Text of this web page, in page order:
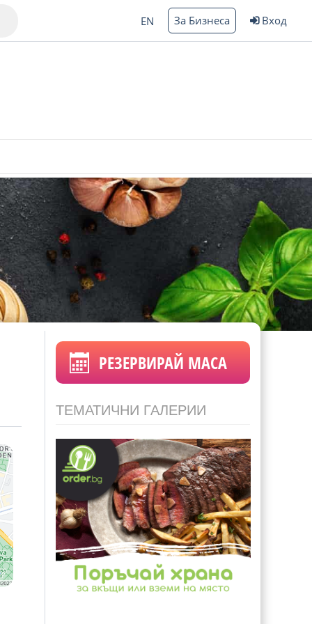
EN За Бизнеса Вход
РЕЗЕРВИРАЙ МАСА
ТЕМАТИЧНИ ГАЛЕРИИ